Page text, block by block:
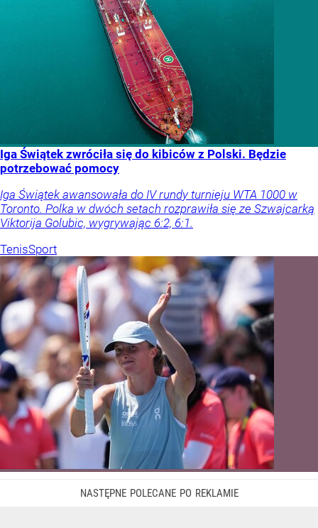
Iga Świątek zwróciła się do kibiców z Polski. Będzie
potrzebować pomocy
Iga Świątek awansowała do IV rundy turnieju WTA 1000 w
Toronto. Polka w dwóch setach rozprawiła się ze Szwajcarką
Viktorija Golubic, wygrywając 6:2, 6:1.
TenisSport